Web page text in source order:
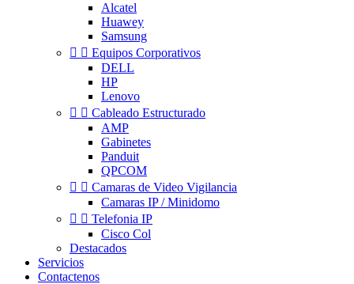
Alcatel
Huawey
Samsung
  Equipos Corporativos
DELL
HP
Lenovo
  Cableado Estructurado
AMP
Gabinetes
Panduit
QPCOM
  Camaras de Video Vigilancia
Camaras IP / Minidomo
  Telefonia IP
Cisco Col
Destacados
Servicios
Contactenos